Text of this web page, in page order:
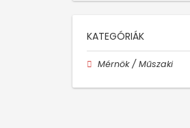
KATEGÓRIÁK
Mérnök / Műszaki